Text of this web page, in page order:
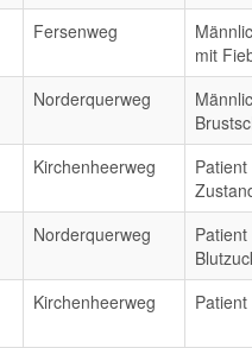
Fersenweg
mit
Norderquerweg
Kirchenheerweg
Norderquerweg
Kirchenheerweg